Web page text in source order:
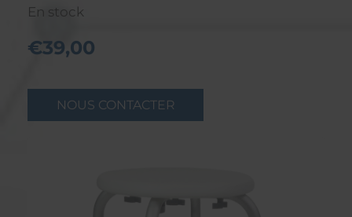
En stock
€39,00
NOUS CONTACTER